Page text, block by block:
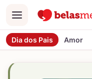
Menu
Dia dos Pais Amor